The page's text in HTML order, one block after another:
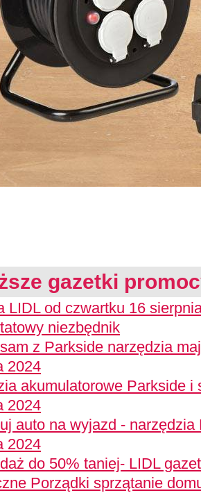
gazetki
LIDL od czwartku 16
niezbędnik
z Parkside narzędzia
2024
akumulatorowe Parkside i
2024
auto na wyjazd -
2024
do 50% taniej- LIDL
Porządki sprzątanie